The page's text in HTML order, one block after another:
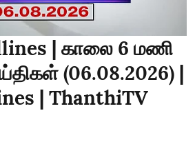
| காலை 6 மணி
(06.08.2026) |
| ThanthiTV